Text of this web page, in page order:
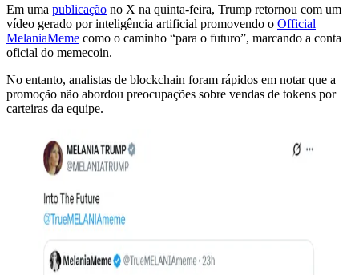
Em uma publicação no X na quinta-feira, Trump retornou com um
vídeo gerado por inteligência artificial promovendo o Official
MelaniaMeme como o caminho “para o futuro”, marcando a conta
oficial do memecoin.
No entanto, analistas de blockchain foram rápidos em notar que a
promoção não abordou preocupações sobre vendas de tokens por
carteiras da equipe.